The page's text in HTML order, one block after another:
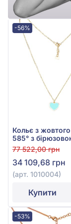
-56%
Кольє з
585° з
емаллю, арт.
77 522,00 грн
34 109,68 грн
(арт. 1010004)
Купити
-53%